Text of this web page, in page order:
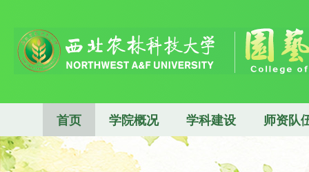
首页 学院概况 学科建设 师资队